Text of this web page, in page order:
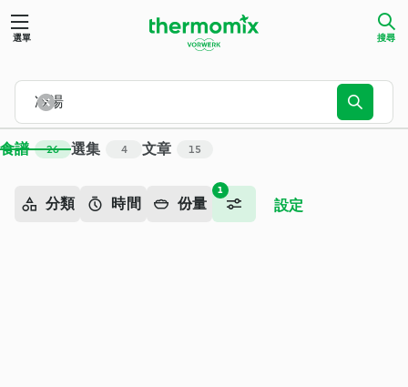
選單 搜尋
食譜 26 選集 4 文章 15
1
分類 時間 份量 設定
搜尋 - Cookidoo® – Thermomix® 官方食譜平台